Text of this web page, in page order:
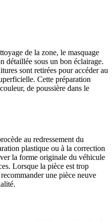
de la zone, le masquage
détaillée sous un bon éclairage.
sont retirées pour accéder au
Cette préparation
de poussière dans le
au redressement du
plastique ou à la correction
la forme originale du véhicule
Lorsque la pièce est trop
une pièce neuve